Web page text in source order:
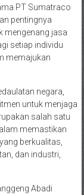
PT Sumatraco
pentingnya
mengenang jasa
setiap individu
memajukan
negara,
untuk menjaga
salah satu
memastikan
berkualitas,
dan industri,
Abadi